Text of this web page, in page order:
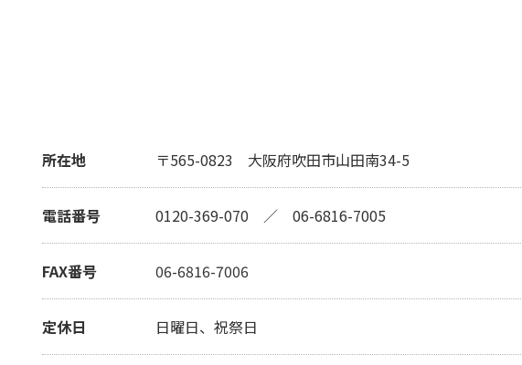
所在地 〒565-0823 大阪府吹田市山田南34-5
電話番号 0120-369-070 ／ 06-6816-7005
FAX番号 06-6816-7006
定休日 日曜日、祝祭日